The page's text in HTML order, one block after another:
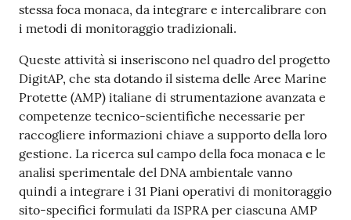
stessa foca monaca, da integrare e intercalibrare con
i metodi di monitoraggio tradizionali.
Queste attività si inseriscono nel quadro del progetto
DigitAP, che sta dotando il sistema delle Aree Marine
Protette (AMP) italiane di strumentazione avanzata e
competenze tecnico-scientifiche necessarie per
raccogliere informazioni chiave a supporto della loro
gestione. La ricerca sul campo della foca monaca e le
analisi sperimentale del DNA ambientale vanno
quindi a integrare i 31 Piani operativi di monitoraggio
sito-specifici formulati da ISPRA per ciascuna AMP